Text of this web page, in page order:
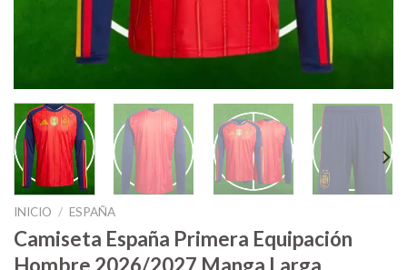
INICIO / ESPAÑA
Camiseta España Primera Equipación